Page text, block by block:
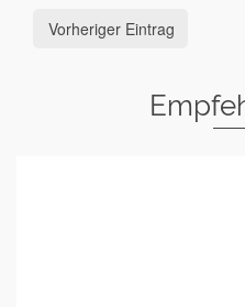
Vorheriger Eintrag